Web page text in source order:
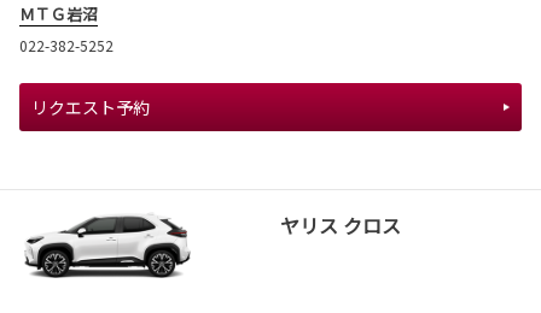
ＭＴＧ岩沼
022-382-5252
リクエスト予約
ヤリス クロス